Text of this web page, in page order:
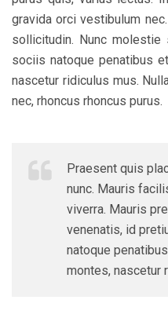
gravida orci vestibulum
sollicitudin. Nunc
sociis natoque penatibus
nascetur ridiculus mus.
nec, rhoncus rhoncus purus.
Praesent quis
nunc. Mauris
viverra. Mauris
venenatis, id
natoque
montes, nascetur